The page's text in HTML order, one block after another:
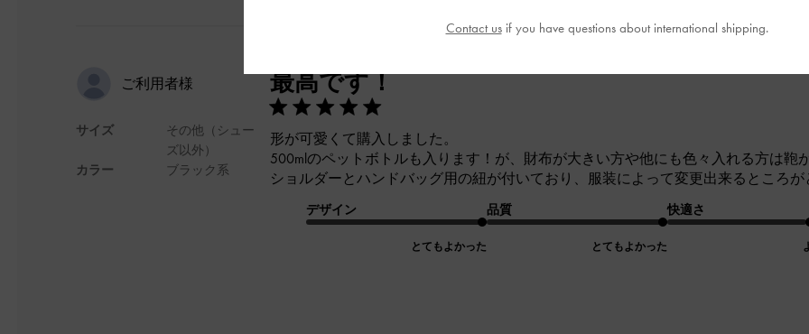
ご利用者様
サイズ
カラー
その他（シュー
ズ以外）
ブラック系
最高です！
形が可愛くて購入しました。
500mlのペットボトルも入ります！が、財布が大きい方や他にも色々入れる方は鞄
ショルダーとハンドバッグ用の紐が付いており、服装によって変更出来るところが
デザイン
とてもよかった
品質
とてもよかった
快適さ
Contact usif you have questions about international shipping.